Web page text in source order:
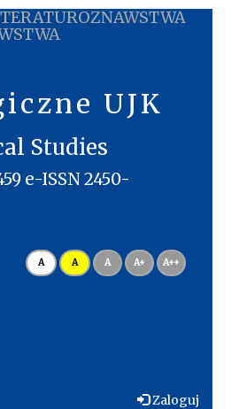
UJK
Studies
e-ISSN 2450-
A A A A+ A++
Zaloguj